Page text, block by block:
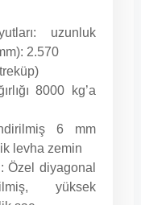
uzunluk
2.570
8000 kg’a
6 mm
levha zemin
Özel diyagonal
yüksek